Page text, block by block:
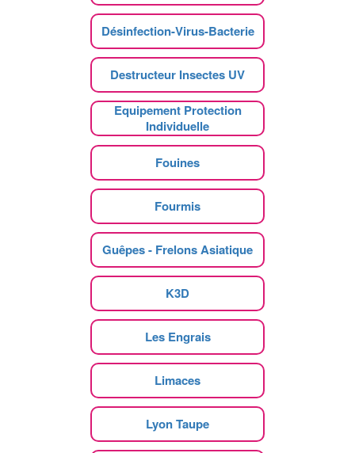
Désinfection-Virus-Bacterie
Destructeur Insectes UV
Equipement Protection
Individuelle
Fouines
Fourmis
Guêpes - Frelons Asiatique
K3D
Les Engrais
Limaces
Lyon Taupe